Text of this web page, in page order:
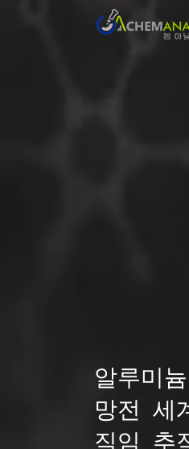
알루미
망전 세
직임 추